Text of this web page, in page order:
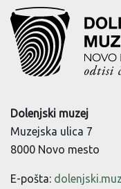
Dolenjski muzej
Muzejska ulica 7
8000 Novo mesto
E-pošta: